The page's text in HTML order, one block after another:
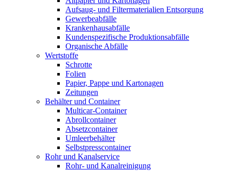
Aufsaug- und Filtermaterialien Entsorgung
Gewerbeabfälle
Krankenhausabfälle
Kundenspezifische Produktionsabfälle
Organische Abfälle
Wertstoffe
Schrotte
Folien
Papier, Pappe und Kartonagen
Zeitungen
Behälter und Container
Multicar-Container
Abrollcontainer
Absetzcontainer
Umleerbehälter
Selbstpresscontainer
Rohr und Kanalservice
Rohr- und Kanalreinigung